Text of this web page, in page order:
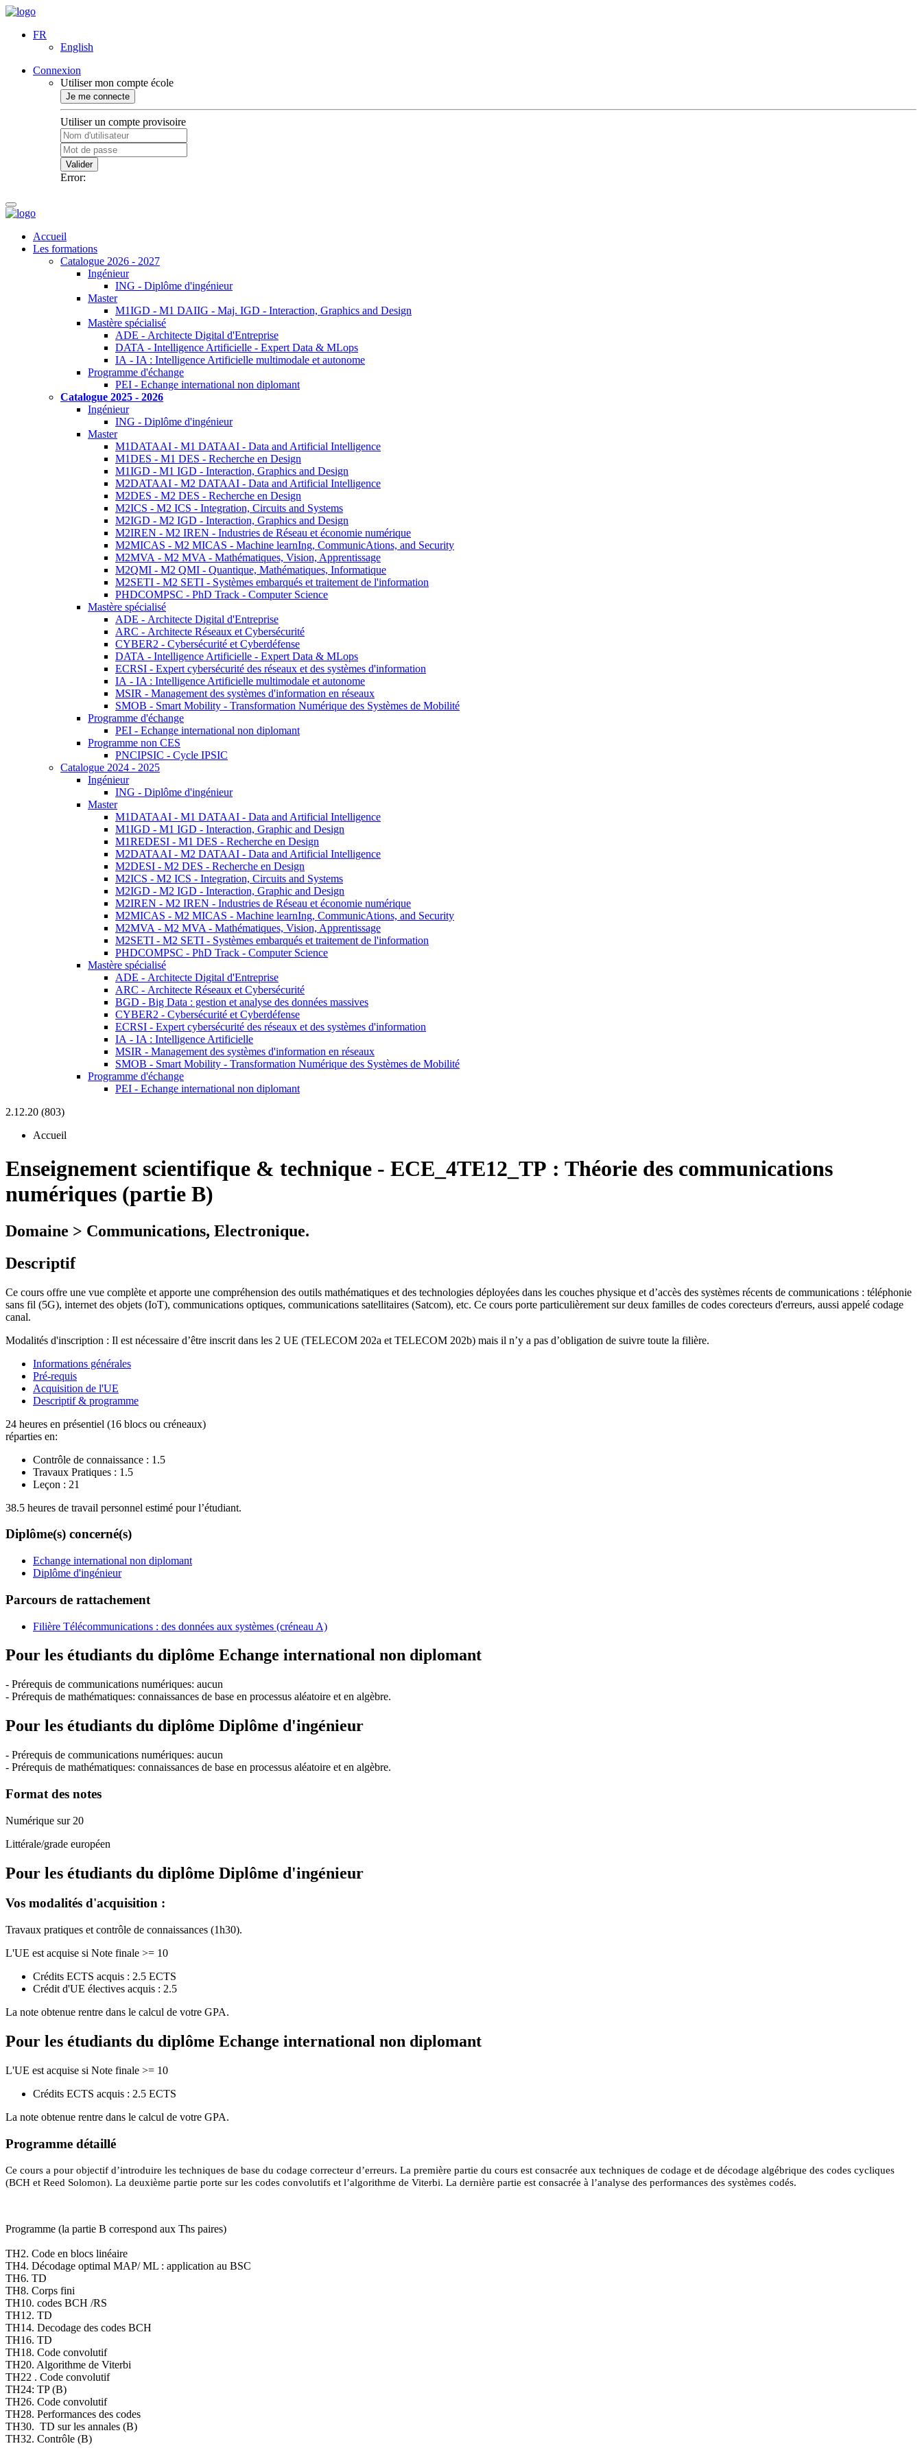
FR
English
Connexion
Utiliser mon compte école
Je me connecte
Utiliser un compte provisoire
Valider
Error:
Accueil
Les formations
Catalogue 2026 - 2027
Ingénieur
ING - Diplôme d'ingénieur
Master
M1IGD - M1 DAIIG - Maj. IGD - Interaction, Graphics and Design
Mastère spécialisé
ADE - Architecte Digital d'Entreprise
DATA - Intelligence Artificielle - Expert Data & MLops
IA - IA : Intelligence Artificielle multimodale et autonome
Programme d'échange
PEI - Echange international non diplomant
Catalogue 2025 - 2026
Ingénieur
ING - Diplôme d'ingénieur
Master
M1DATAAI - M1 DATAAI - Data and Artificial Intelligence
M1DES - M1 DES - Recherche en Design
M1IGD - M1 IGD - Interaction, Graphics and Design
M2DATAAI - M2 DATAAI - Data and Artificial Intelligence
M2DES - M2 DES - Recherche en Design
M2ICS - M2 ICS - Integration, Circuits and Systems
M2IGD - M2 IGD - Interaction, Graphics and Design
M2IREN - M2 IREN - Industries de Réseau et économie numérique
M2MICAS - M2 MICAS - Machine learnIng, CommunicAtions, and Security
M2MVA - M2 MVA - Mathématiques, Vision, Apprentissage
M2QMI - M2 QMI - Quantique, Mathématiques, Informatique
M2SETI - M2 SETI - Systèmes embarqués et traitement de l'information
PHDCOMPSC - PhD Track - Computer Science
Mastère spécialisé
ADE - Architecte Digital d'Entreprise
ARC - Architecte Réseaux et Cybersécurité
CYBER2 - Cybersécurité et Cyberdéfense
DATA - Intelligence Artificielle - Expert Data & MLops
ECRSI - Expert cybersécurité des réseaux et des systèmes d'information
IA - IA : Intelligence Artificielle multimodale et autonome
MSIR - Management des systèmes d'information en réseaux
SMOB - Smart Mobility - Transformation Numérique des Systèmes de Mobilité
Programme d'échange
PEI - Echange international non diplomant
Programme non CES
PNCIPSIC - Cycle IPSIC
Catalogue 2024 - 2025
Ingénieur
ING - Diplôme d'ingénieur
Master
M1DATAAI - M1 DATAAI - Data and Artificial Intelligence
M1IGD - M1 IGD - Interaction, Graphic and Design
M1REDESI - M1 DES - Recherche en Design
M2DATAAI - M2 DATAAI - Data and Artificial Intelligence
M2DESI - M2 DES - Recherche en Design
M2ICS - M2 ICS - Integration, Circuits and Systems
M2IGD - M2 IGD - Interaction, Graphic and Design
M2IREN - M2 IREN - Industries de Réseau et économie numérique
M2MICAS - M2 MICAS - Machine learnIng, CommunicAtions, and Security
M2MVA - M2 MVA - Mathématiques, Vision, Apprentissage
M2SETI - M2 SETI - Systèmes embarqués et traitement de l'information
PHDCOMPSC - PhD Track - Computer Science
Mastère spécialisé
ADE - Architecte Digital d'Entreprise
ARC - Architecte Réseaux et Cybersécurité
BGD - Big Data : gestion et analyse des données massives
CYBER2 - Cybersécurité et Cyberdéfense
ECRSI - Expert cybersécurité des réseaux et des systèmes d'information
IA - IA : Intelligence Artificielle
MSIR - Management des systèmes d'information en réseaux
SMOB - Smart Mobility - Transformation Numérique des Systèmes de Mobilité
Programme d'échange
PEI - Echange international non diplomant
2.12.20 (803)
Accueil
Enseignement scientifique & technique - ECE_4TE12_TP : Théorie des communications
numériques (partie B)
Domaine > Communications, Electronique.
Descriptif
Ce cours offre une vue complète et apporte une compréhension des outils mathématiques et des technologies déployées dans les couches physique et d’accès des systèmes récents de communications : téléphonie
sans fil (5G), internet des objets (IoT), communications optiques, communications satellitaires (Satcom), etc. Ce cours porte particulièrement sur deux familles de codes corecteurs d'erreurs, aussi appelé codage
canal.
Modalités d'inscription : Il est nécessaire d’être inscrit dans les 2 UE (TELECOM 202a et TELECOM 202b) mais il n’y a pas d’obligation de suivre toute la filière.
Informations générales
Pré-requis
Acquisition de l'UE
Descriptif & programme
24 heures en présentiel (16 blocs ou créneaux)
réparties en:
Contrôle de connaissance : 1.5
Travaux Pratiques : 1.5
Leçon : 21
38.5 heures de travail personnel estimé pour l’étudiant.
Diplôme(s) concerné(s)
Echange international non diplomant
Diplôme d'ingénieur
Parcours de rattachement
Filière Télécommunications : des données aux systèmes (créneau A)
Pour les étudiants du diplôme Echange international non diplomant
- Prérequis de communications numériques: aucun
- Prérequis de mathématiques: connaissances de base en processus aléatoire et en algèbre.
Pour les étudiants du diplôme Diplôme d'ingénieur
- Prérequis de communications numériques: aucun
- Prérequis de mathématiques: connaissances de base en processus aléatoire et en algèbre.
Format des notes
Numérique sur 20
Littérale/grade européen
Pour les étudiants du diplôme Diplôme d'ingénieur
Vos modalités d'acquisition :
Travaux pratiques et contrôle de connaissances (1h30).
L'UE est acquise si Note finale >= 10
Crédits ECTS acquis : 2.5 ECTS
Crédit d'UE électives acquis : 2.5
La note obtenue rentre dans le calcul de votre GPA.
Pour les étudiants du diplôme Echange international non diplomant
L'UE est acquise si Note finale >= 10
Crédits ECTS acquis : 2.5 ECTS
La note obtenue rentre dans le calcul de votre GPA.
Programme détaillé
Ce cours a pour objectif d’introduire les techniques de base du codage correcteur d’erreurs. La première partie du cours est consacrée aux techniques de codage et de décodage algébrique des codes cycliques
(BCH et Reed Solomon). La deuxième partie porte sur les codes convolutifs et l’algorithme de Viterbi. La dernière partie est consacrée à l’analyse des performances des systèmes codés.
Programme (la partie B correspond aux Ths paires)
TH2. Code en blocs linéaire
TH4. Décodage optimal MAP/ ML : application au BSC
TH6. TD
TH8. Corps fini
TH10. codes BCH /RS
TH12. TD
TH14. Decodage des codes BCH
TH16. TD
TH18. Code convolutif
TH20. Algorithme de Viterbi
TH22 . Code convolutif
TH24: TP (B)
TH26. Code convolutif
TH28. Performances des codes
TH30. TD sur les annales (B)
TH32. Contrôle (B)